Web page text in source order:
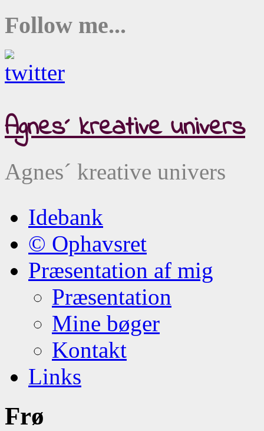
Follow me...
Agnes´ kreative univers
Agnes´ kreative univers
Idebank
© Ophavsret
Præsentation af mig
Præsentation
Mine bøger
Kontakt
Links
Frø